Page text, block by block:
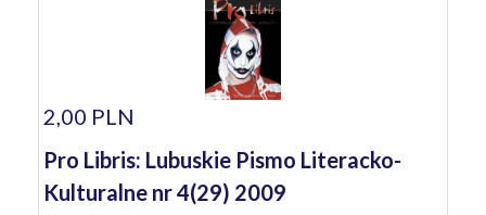
2,00 PLN
Pro Libris: Lubuskie Pismo Literacko-
Kulturalne nr 4(29) 2009